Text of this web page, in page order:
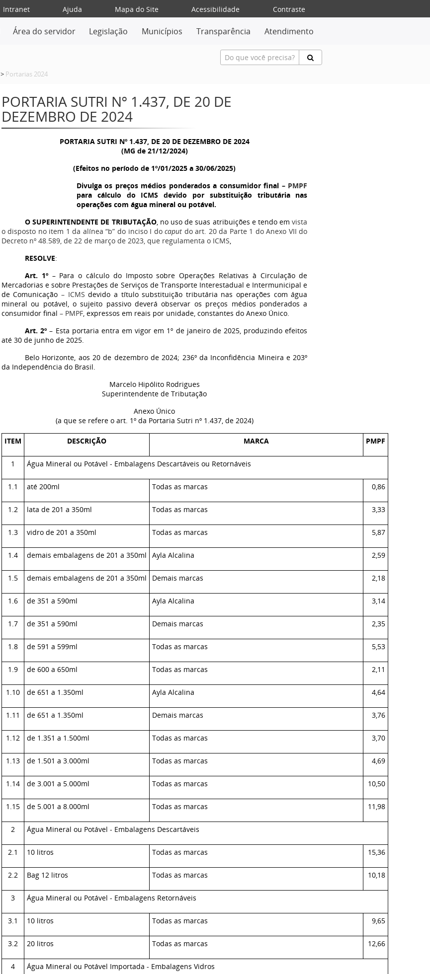
Intranet Ajuda Mapa do Site Acessibilidade
Contraste
Área do servidor Legislação Municípios Transparência Atendimento
> Portarias 2024
PORTARIA SUTRI Nº 1.437, DE 20 DE
DEZEMBRO DE 2024
PORTARIA SUTRI Nº 1.437, DE 20 DE DEZEMBRO DE 2024
(MG de 21/12/2024)
(Efeitos no período de 1º/01/2025 a 30/06/2025)
Divulga os preços médios ponderados a consumidor final – PMPF
para cálculo do ICMS devido por substituição tributária nas
operações com água mineral ou potável.
O SUPERINTENDENTE DE TRIBUTAÇÃO, no uso de suas atribuições e tendo emvista
o disposto no item 1 da alínea “b” do inciso I docaput do art. 20 da Parte 1 do Anexo VII do
Decreto nº 48.589, de 22 de março de 2023, que regulamenta o ICMS,
RESOLVE:
Art. 1º –Para o cálculo do Imposto sobre Operações Relativas à Circulação de
Mercadorias e sobre Prestações de Serviços de Transporte Interestadual e Intermunicipal e
de Comunicação– ICMSdevido a título substituição tributária nas operações com água
mineral ou potável, o sujeito passivo deverá observar os preços médios ponderados a
consumidor final – PMPF, expressos em reais por unidade, constantes do Anexo Único.
Art. 2º – Esta portaria entra em vigor em 1º de janeiro de 2025, produzindo efeitos
até 30 de junho de 2025.
Belo Horizonte, aos 20 de dezembro de 2024; 236º da Inconfidência Mineira e 203º
da Independência do Brasil.
Marcelo Hipólito Rodrigues
Superintendente de Tributação
Anexo Único
(a que se refere o art. 1º da Portaria Sutri nº 1.437, de 2024)
ITEM DESCRIÇÃO MARCA PMPF
1 Água Mineral ou Potável - Embalagens Descartáveis ou Retornáveis
1.1 até 200ml Todas as marcas 0,86
1.2 lata de 201 a 350ml Todas as marcas 3,33
1.3 vidro de 201 a 350ml Todas as marcas 5,87
1.4 demais embalagens de 201 a 350ml Ayla Alcalina 2,59
1.5 demais embalagens de 201 a 350ml Demais marcas 2,18
1.6 de 351 a 590ml Ayla Alcalina 3,14
1.7 de 351 a 590ml Demais marcas 2,35
1.8 de 591 a 599ml Todas as marcas 5,53
1.9 de 600 a 650ml Todas as marcas 2,11
1.10 de 651 a 1.350ml Ayla Alcalina 4,64
1.11 de 651 a 1.350ml Demais marcas 3,76
1.12 de 1.351 a 1.500ml Todas as marcas 3,70
1.13 de 1.501 a 3.000ml Todas as marcas 4,69
1.14 de 3.001 a 5.000ml Todas as marcas 10,50
1.15 de 5.001 a 8.000ml Todas as marcas 11,98
2 Água Mineral ou Potável - Embalagens Descartáveis
2.1 10 litros Todas as marcas 15,36
2.2 Bag 12 litros Todas as marcas 10,18
3 Água Mineral ou Potável - Embalagens Retornáveis
3.1 10 litros Todas as marcas 9,65
3.2 20 litros Todas as marcas 12,66
4 Água Mineral ou Potável Importada - Embalagens Vidros